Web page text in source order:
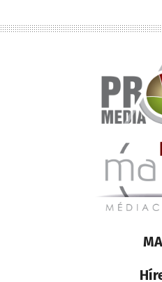
2026. augusztus 7., 12:33
Egy csapat maszkos
külföldi fiatalokat
Az egyik sértett Nyitrára jár